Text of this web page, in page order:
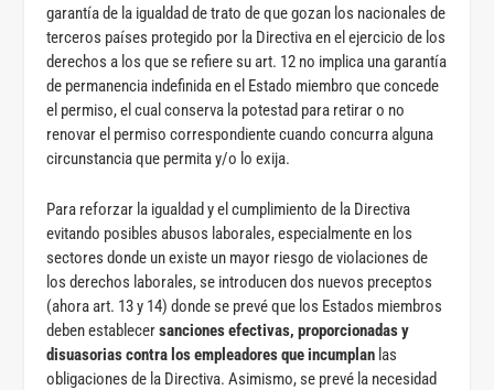
garantía de la igualdad de trato de que gozan los nacionales de
terceros países protegido por la Directiva en el ejercicio de los
derechos a los que se refiere su art. 12 no implica una garantía
de permanencia indefinida en el Estado miembro que concede
el permiso, el cual conserva la potestad para retirar o no
renovar el permiso correspondiente cuando concurra alguna
circunstancia que permita y/o lo exija.
Para reforzar la igualdad y el cumplimiento de la Directiva
evitando posibles abusos laborales, especialmente en los
sectores donde un existe un mayor riesgo de violaciones de
los derechos laborales, se introducen dos nuevos preceptos
(ahora art. 13 y 14) donde se prevé que los Estados miembros
deben establecersanciones efectivas, proporcionadas y
disuasorias contra los empleadores que incumplan las
obligaciones de la Directiva. Asimismo, se prevé la necesidad